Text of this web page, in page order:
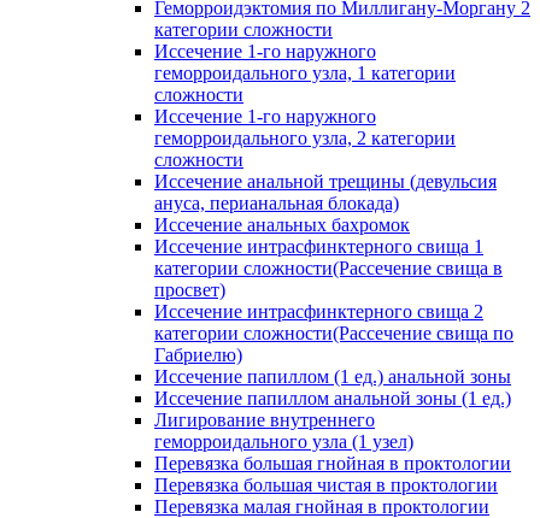
Геморроидэктомия по Миллигану-Моргану 2
категории сложности
Иссечение 1-го наружного
геморроидального узла, 1 категории
сложности
Иссечение 1-го наружного
геморроидального узла, 2 категории
сложности
Иссечение анальной трещины (девульсия
ануса, перианальная блокада)
Иссечение анальных бахромок
Иссечение интрасфинктерного свища 1
категории сложности(Рассечение свища в
просвет)
Иссечение интрасфинктерного свища 2
категории сложности(Рассечение свища по
Габриелю)
Иссечение папиллом (1 ед.) анальной зоны
Иссечение папиллом анальной зоны (1 ед.)
Лигирование внутреннего
геморроидального узла (1 узел)
Перевязка большая гнойная в проктологии
Перевязка большая чистая в проктологии
Перевязка малая гнойная в проктологии